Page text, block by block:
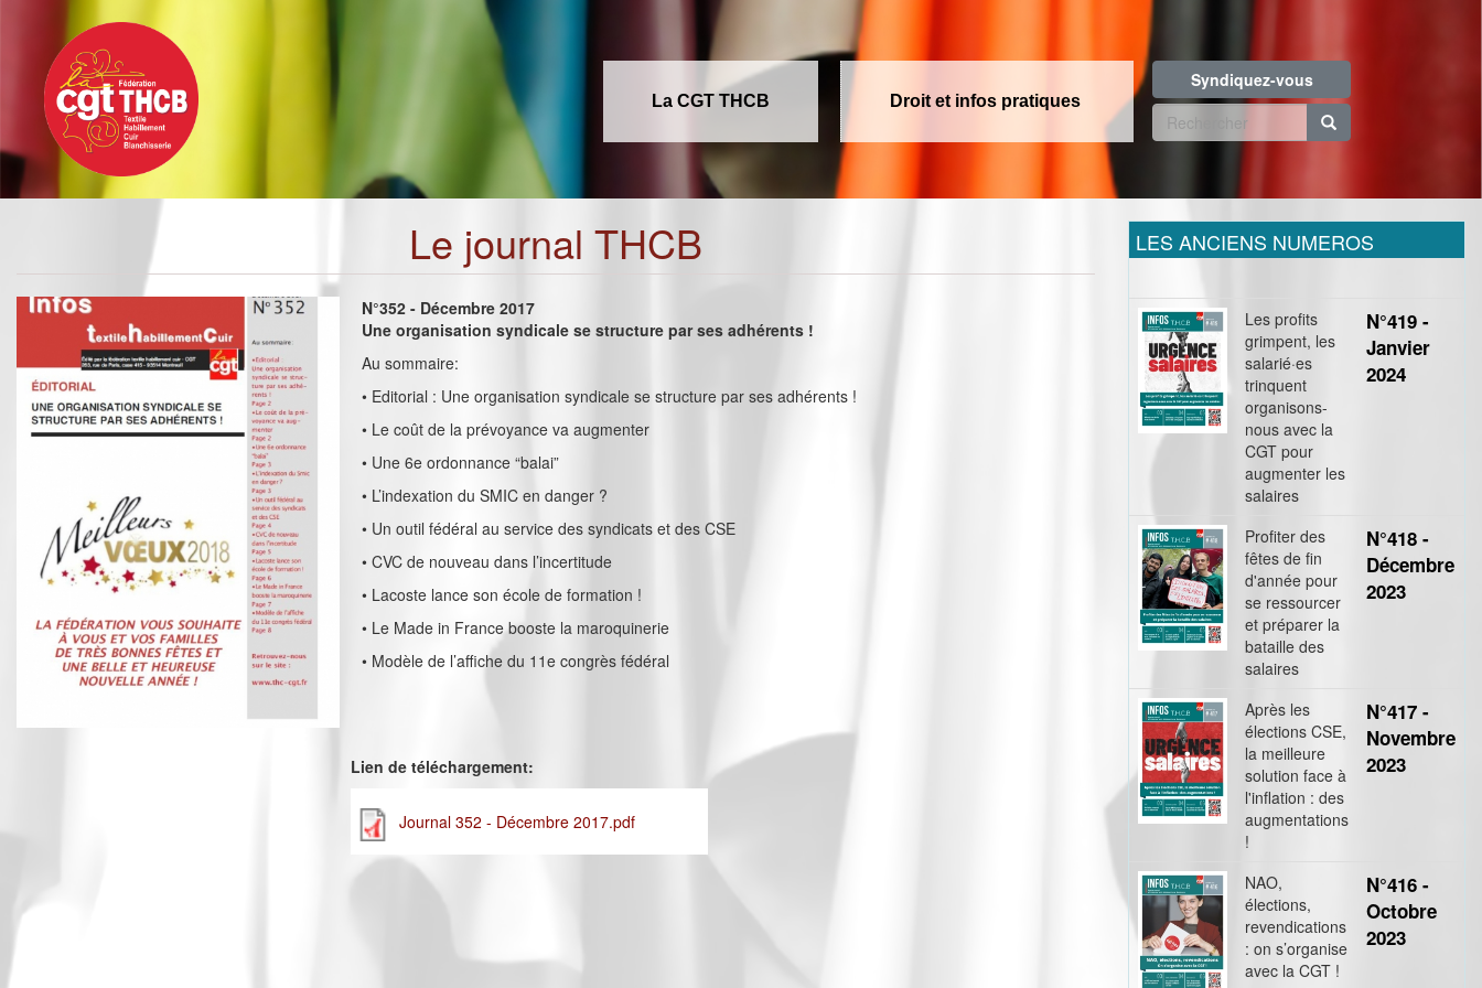
contenu
principal
La CGT THCB Droit et infos pratiques
Syndiquez-vous
Formulaire
recherche
Le journal THCB
N°352 - Décembre 2017
Une organisation syndicale se structure par ses adhérents !
Au sommaire:
• Editorial : Une organisation syndicale se structure par ses adhérents !
• Le coût de la prévoyance va augmenter
• Une 6e ordonnance “balai”
• L’indexation du SMIC en danger ?
• Un outil fédéral au service des syndicats et des CSE
• CVC de nouveau dans l’incertitude
• Lacoste lance son école de formation !
• Le Made in France booste la maroquinerie
• Modèle de l’affiche du 11e congrès fédéral
Lien de téléchargement:
Journal 352 - Décembre 2017.pdf
LES ANCIENS NUMEROS
Les profits
grimpent, les
salarié·es
trinquent
organisons-
nous avec la
CGT pour
augmenter les
salaires
N°419 -
Janvier
2024
Profiter des
fêtes de fin
d'année pour
se ressourcer
et préparer la
bataille des
salaires
N°418 -
Décembre
2023
Après les
élections CSE,
la meilleure
solution face à
l'inflation : des
augmentations
!
N°417 -
Novembre
2023
NAO,
élections,
revendications
: on s’organise
avec la CGT !
N°416 -
Octobre
2023